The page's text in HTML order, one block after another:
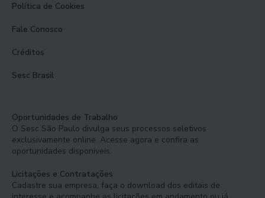
Política de Cookies
Fale Conosco
Créditos
Sesc Brasil
Oportunidades de Trabalho
O Sesc São Paulo divulga seus processos seletivos
exclusivamente online. Acesse agora e confira as
oportunidades disponíveis.
Licitações e Contratações
Cadastre sua empresa, faça o download dos editais de